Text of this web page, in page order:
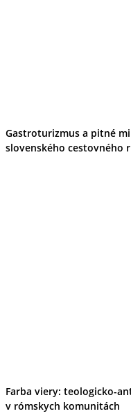
Gastroturizmus a pitné
slovenského cestovného
Farba viery: teologicko-
v rómskych komunitách